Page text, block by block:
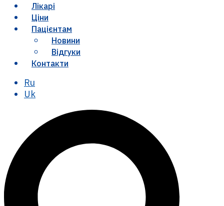
Лікарі
Ціни
Пацієнтам
Новини
Відгуки
Контакти
Ru
Uk